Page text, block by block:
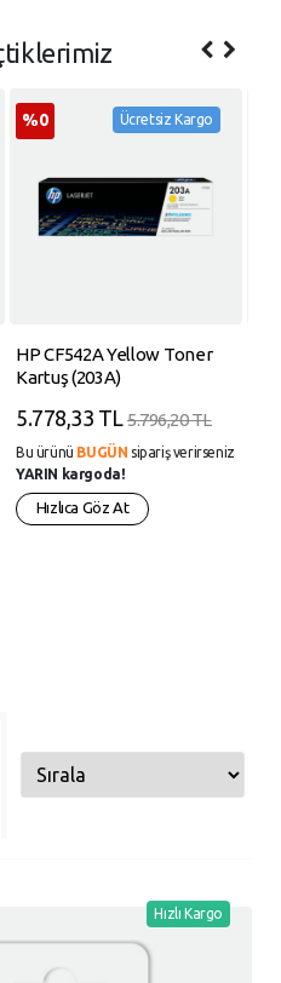
Ücretsiz Kargo
HP CF542A Yellow Toner
Kartuş (203A)
%0
5.778,33 TL5.796,20 TL
Bu ürünü BUGÜN sipariş verirseniz
YARIN kargoda!
Hızlıca Göz At
Hızlı Kargo